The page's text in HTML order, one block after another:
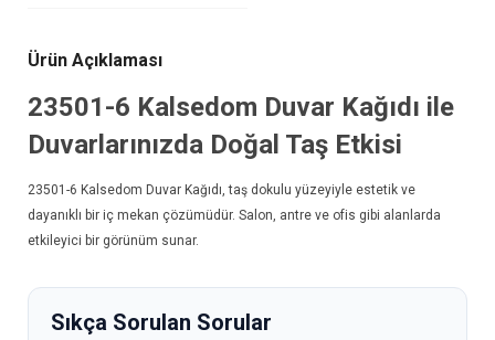
Ürün Açıklaması
23501-6 Kalsedom Duvar Kağıdı ile
Duvarlarınızda Doğal Taş Etkisi
23501-6 Kalsedom Duvar Kağıdı, taş dokulu yüzeyiyle estetik ve
dayanıklı bir iç mekan çözümüdür. Salon, antre ve ofis gibi alanlarda
etkileyici bir görünüm sunar.
Sıkça Sorulan Sorular